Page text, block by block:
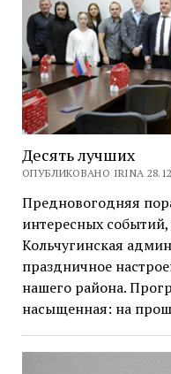
Десять лучших
ОПУБЛИКОВАНО IRINA
Предновогодняя
интересных
Кольчугинская
праздничное
нашего района.
насыщенная: на